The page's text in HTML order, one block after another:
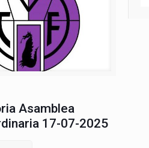
Asamblea
17-07-2025